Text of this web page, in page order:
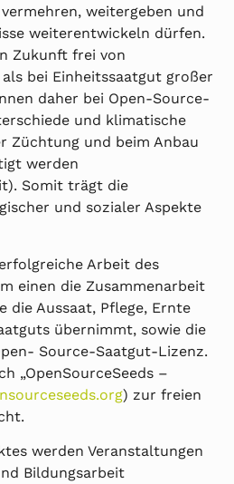
weitergeben und
weiterentwickeln dürfen.
Zukunft frei von
bei Einheitssaatgut großer
daher bei Open-Source-
und klimatische
Züchtung und beim Anbau
werden
Somit trägt die
und sozialer Aspekte
Arbeit des
einen die Zusammenarbeit
die Aussaat, Pflege, Ernte
übernimmt, sowie die
Source-Saatgut-Lizenz.
„OpenSourceSeeds –
) zur freien
werden Veranstaltungen
Bildungsarbeit